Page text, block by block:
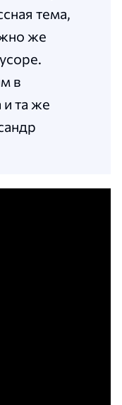
тема,
же
в
та же